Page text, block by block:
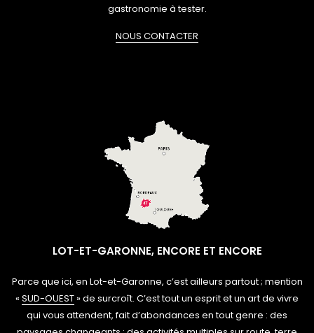
gastronomie à tester.
NOUS CONTACTER
LOT-ET-GARONNE, ENCORE ET ENCORE
Parce que ici, en Lot-et-Garonne, c’est ailleurs partout ; mention
« SUD-OUEST » de surcroît. C’est tout un esprit et un art de vivre
qui vous attendent, fait d’abondances en tout genre : des